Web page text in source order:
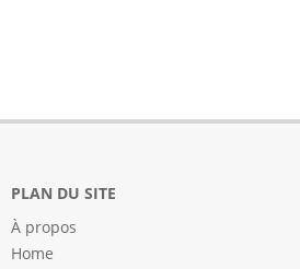
PLAN DU SITE
À propos
Home